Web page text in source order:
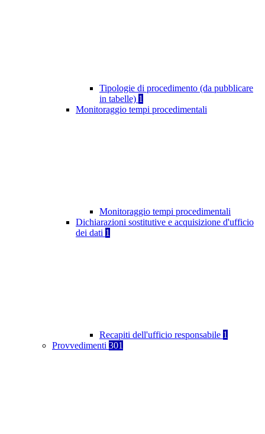
Tipologie di procedimento (da pubblicare
in tabelle) 1
Monitoraggio tempi procedimentali
Monitoraggio tempi procedimentali
Dichiarazioni sostitutive e acquisizione d'ufficio
dei dati 1
Recapiti dell'ufficio responsabile 1
Provvedimenti 301